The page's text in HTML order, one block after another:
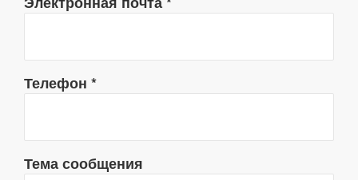
Телефон *
Тема сообщения